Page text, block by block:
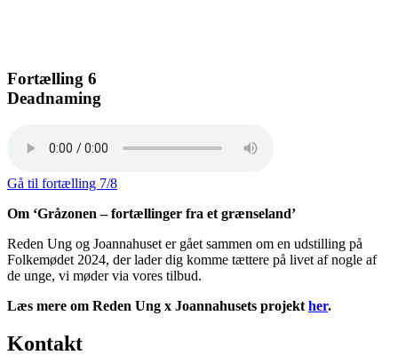
Fortælling 6
Deadnaming
Gå til fortælling 7/8
Om ‘Gråzonen – fortællinger fra et grænseland’
Reden Ung og Joannahuset er gået sammen om en udstilling på
Folkemødet 2024, der lader dig komme tættere på livet af nogle af
de unge, vi møder via vores tilbud.
Læs mere om Reden Ung x Joannahusets projekther.
Kontakt